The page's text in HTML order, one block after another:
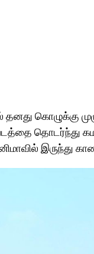
தனது கொழுக்கு
தொடர்ந்து
இருந்து